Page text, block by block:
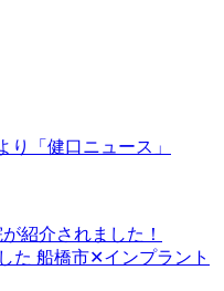
り「健口ニュース」